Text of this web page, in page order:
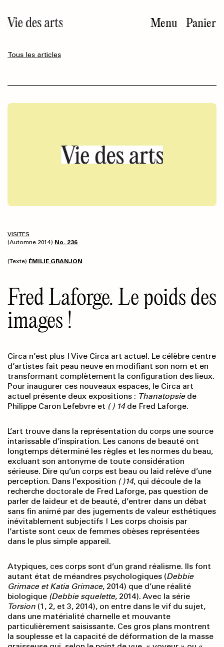
au
contenu
Menu Panier
Tous les articles
VISITES
(Automne 2014) No. 236
(Texte) ÉMILIE GRANJON
Fred Laforge. Le poids des
images !
Circa n’est plus ! Vive Circa art actuel. Le célèbre centre
d’artistes fait peau neuve en modifiant son nom et en
transformant complètement la configuration des lieux.
Pour inaugurer ces nouveaux espaces, le Circa art
actuel présente deux expositions : Thanatopsie de
Philippe Caron Lefebvre et ( ) 14 de Fred Laforge.
L’art trouve dans la représentation du corps une source
intarissable d’inspiration. Les canons de beauté ont
longtemps déterminé les règles et les normes du beau,
excluant son antonyme de toute considération
sérieuse. Dire qu’un corps est beau ou laid relève d’une
perception. Dans l’exposition ( )14, qui découle de la
recherche doctorale de Fred Laforge, pas question de
parler de laideur et de beauté, d’entrer dans un débat
sans fin animé par des jugements de valeur esthétiques
inévitablement subjectifs ! Les corps choisis par
l’artiste sont ceux de femmes obèses représentées
dans le plus simple appareil.
Atypiques, ces corps sont d’un grand réalisme. Ils font
autant état de méandres psychologiques (Debbie
Grimace et Katia Grimace, 2014) que d’une réalité
biologique (Debbie squelette, 2014). Avec la série
Torsion (1, 2, et 3, 2014), on entre dans le vif du sujet,
dans une matérialité charnelle et mouvante
particulièrement saisissante. Ces gros plans montrent
la souplesse et la capacité de déformation de la masse